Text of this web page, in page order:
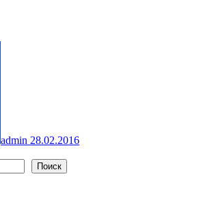
admin 28.02.2016
Поиск